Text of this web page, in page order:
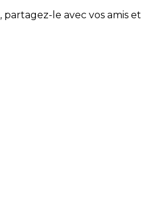
partagez-le avec vos amis et